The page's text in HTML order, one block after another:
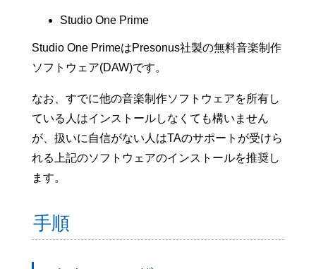
Studio One Prime
Studio One PrimeはPresonus社製の無料音楽制作
ソフトウェア(DAW)です。
なお、すでに他の音楽制作ソフトウェアを所有し
ている人はインストールしなくても構いません
が、扱いに自信がない人はTAのサポートが受けら
れる上記のソフトウェアのインストールを推奨し
ます。
手順